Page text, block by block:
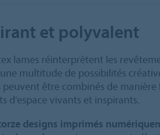
et polyvalent
lames réinterprètent les
multitude de possibilités
peuvent être combinés de manière
d'espace vivants et inspirants.
designs imprimés